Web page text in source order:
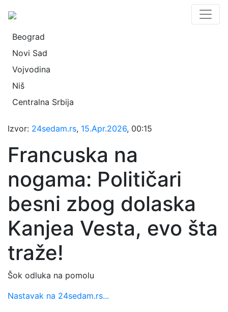
Beograd
Novi Sad
Vojvodina
Niš
Centralna Srbija
Izvor: 24sedam.rs, 15.Apr.2026, 00:15
Francuska na
nogama: Političari
besni zbog dolaska
Kanjea Vesta, evo šta
traže!
Šok odluka na pomolu
Nastavak na 24sedam.rs...